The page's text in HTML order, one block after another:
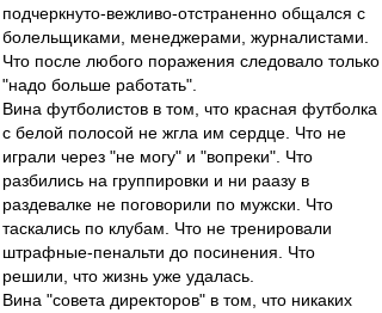
подчеркнуто-вежливо-отстраненно общался с
болельщиками, менеджерами, журналистами.
Что после любого поражения следовало только
"надо больше работать".
Вина футболистов в том, что красная футболка
с белой полосой не жгла им сердце. Что не
играли через "не могу" и "вопреки". Что
разбились на группировки и ни раазу в
раздевалке не поговорили по мужски. Что
таскались по клубам. Что не тренировали
штрафные-пенальти до посинения. Что
решили, что жизнь уже удалась.
Вина "совета директоров" в том, что никаких